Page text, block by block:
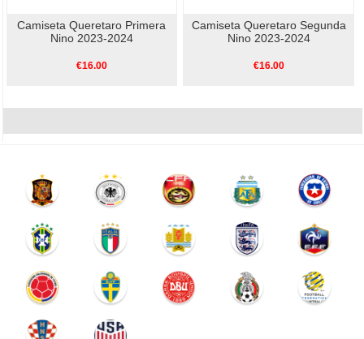
Camiseta Queretaro Primera
Nino 2023-2024
€16.00
Camiseta Queretaro Segunda
Nino 2023-2024
€16.00